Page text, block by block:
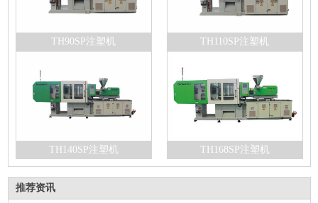
TH90SP注塑机 TH110SP注塑机
TH140SP注塑机 TH168SP注塑机
推荐资讯